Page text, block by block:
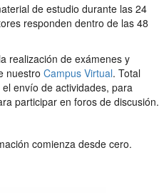
de estudio durante las 24
responden dentro de las 48
realización de exámenes y
nuestro Campus Virtual. Total
envío de actividades, para
participar en foros de discusión.
comienza desde cero.